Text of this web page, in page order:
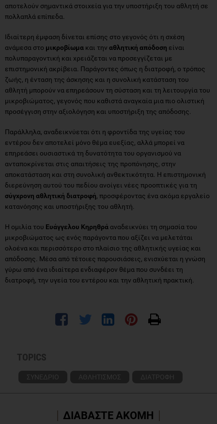
αποτελούν σημαντικά στοιχεία για την υποστήριξη του αθλητή σε
πολλαπλά επίπεδα.
Ιδιαίτερη έμφαση δίνεται επίσης στο γεγονός ότι η σχέση
ανάμεσα στο μικροβίωμα και την αθλητική απόδοση είναι
πολυπαραγοντική και χρειάζεται να προσεγγίζεται με
επιστημονική ακρίβεια. Παράγοντες όπως η διατροφή, ο τρόπος
ζωής, η ένταση της άσκησης και η συνολική κατάσταση του
αθλητή μπορούν να επηρεάσουν τη σύσταση και τη λειτουργία του
μικροβιώματος, γεγονός που καθιστά αναγκαία μια πιο ολιστική
προσέγγιση στην αξιολόγηση και υποστήριξη της απόδοσης.
Παράλληλα, αναδεικνύεται ότι η φροντίδα της υγείας του
εντέρου δεν αποτελεί μόνο θέμα ευεξίας, αλλά μπορεί να
επηρεάσει ουσιαστικά τη δυνατότητα του οργανισμού να
ανταποκρίνεται στις απαιτήσεις της προπόνησης, στην
αποκατάσταση και στη συνολική ανθεκτικότητα. Η επιστημονική
διερεύνηση αυτού του πεδίου ανοίγει νέες προοπτικές για τη
σύγχρονη αθλητική διατροφή, προσφέροντας ένα ακόμα εργαλείο
κατανόησης και υποστήριξης του αθλητή.
Η ομιλία του Ευάγγελου Κηρηθρά αναδεικνύει τη σημασία του
μικροβιώματος ως ενός παράγοντα που αξίζει να μελετάται
ολοένα και περισσότερο στο πλαίσιο της αθλητικής υγείας και
απόδοσης. Μέσα από τέτοιες παρουσιάσεις, ενισχύεται η γνώση
γύρω από ένα ιδιαίτερα ενδιαφέρον θέμα που συνδέει τη
διατροφή, την υγεία του εντέρου και την αθλητική πρακτική.
TOPICS
ΣΥΝΕΔΡΙΟ ΑΘΛΗΤΙΣΜΟΣ ΔΙΑΤΡΟΦΗ
ΔΙΑΒΑΣΤΕ ΑΚΟΜΗ